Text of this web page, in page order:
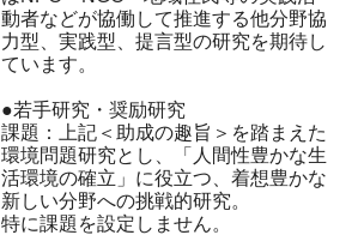
動者などが協働して推進する他分野協
力型、実践型、提言型の研究を期待し
ています。
●若手研究・奨励研究
課題：上記＜助成の趣旨＞を踏まえた
環境問題研究とし、「人間性豊かな生
活環境の確立」に役立つ、着想豊かな
新しい分野への挑戦的研究。
特に課題を設定しません。